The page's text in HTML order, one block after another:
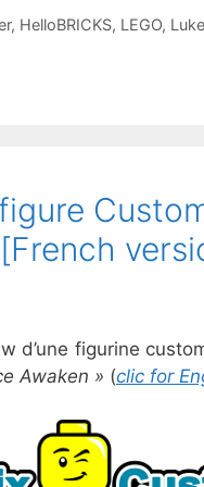
, HelloBRICKS, LEGO,
d’une figurine
Awaken » (clic for